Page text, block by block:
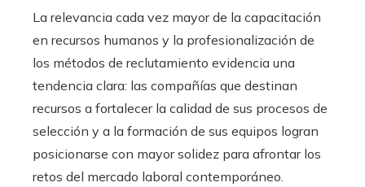
La relevancia cada vez mayor de la capacitación
en recursos humanos y la profesionalización de
los métodos de reclutamiento evidencia una
tendencia clara: las compañías que destinan
recursos a fortalecer la calidad de sus procesos de
selección y a la formación de sus equipos logran
posicionarse con mayor solidez para afrontar los
retos del mercado laboral contemporáneo.